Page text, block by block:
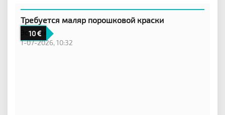
10
Требуется маляр порошковой краски
Эстония
1-07-2026, 10:32